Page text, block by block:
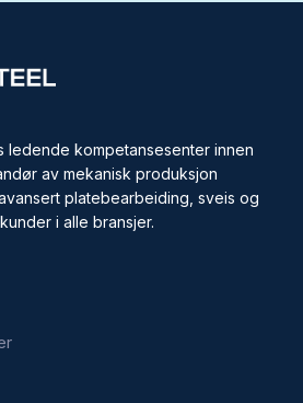
ledende kompetansesenter innen
av mekanisk produksjon
platebearbeiding, sveis og
i alle bransjer.